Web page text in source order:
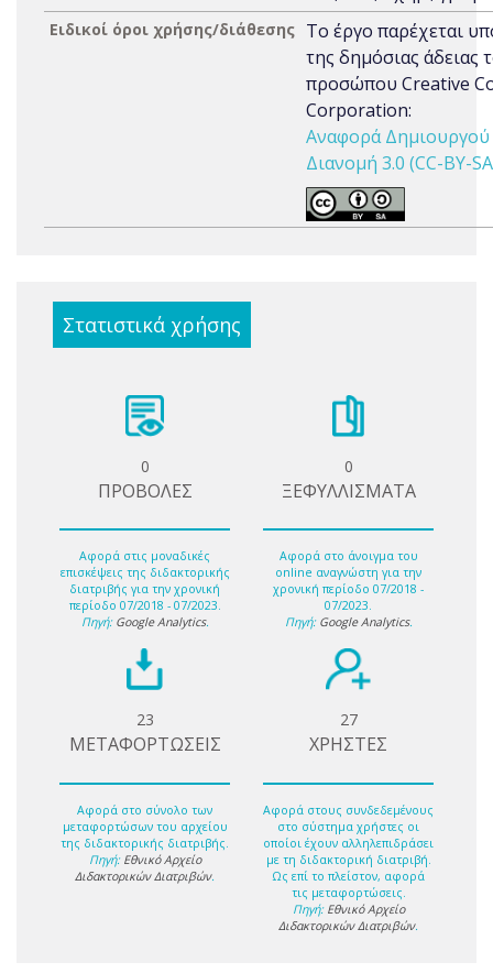
Ειδικοί όροι χρήσης/διάθεσης Το έργο παρέχεται
της δημόσιας άδειας
προσώπου Creative
Corporation:
Αναφορά
Διανομή 3.0 (CC-BY-
Στατιστικά χρήσης
0
ΠΡΟΒΟΛΕΣ
Αφορά στις μοναδικές
επισκέψεις της διδακτορικής
διατριβής για την χρονική
περίοδο 07/2018 - 07/2023.
Πηγή: Google Analytics.
0
ΞΕΦΥΛΛΙΣΜΑΤΑ
Αφορά στο άνοιγμα του
online αναγνώστη για την
χρονική περίοδο 07/2018 -
07/2023.
Πηγή: Google Analytics.
23
ΜΕΤΑΦΟΡΤΩΣΕΙΣ
Αφορά στο σύνολο των
μεταφορτώσων του αρχείου
της διδακτορικής διατριβής.
Πηγή: Εθνικό Αρχείο
Διδακτορικών Διατριβών.
27
ΧΡΗΣΤΕΣ
Αφορά στους συνδεδεμένους
στο σύστημα χρήστες οι
οποίοι έχουν αλληλεπιδράσει
με τη διδακτορική διατριβή.
Ως επί το πλείστον, αφορά
τις μεταφορτώσεις.
Πηγή: Εθνικό Αρχείο
Διδακτορικών Διατριβών.